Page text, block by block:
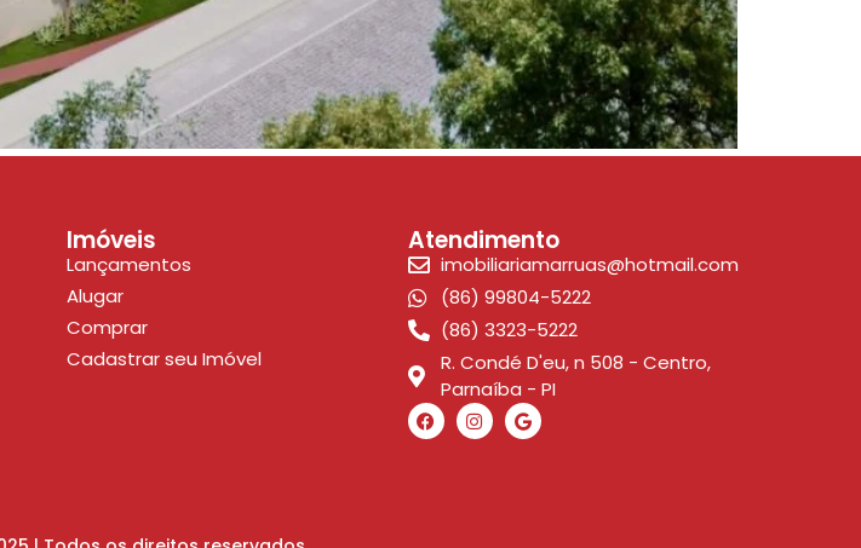
Imóveis
Lançamentos
Alugar
Comprar
Cadastrar seu Imóvel
Atendimento
imobiliariamarruas@hotmail.com
(86) 99804-5222
(86) 3323-5222
R. Condé D'eu, n 508 - Centro,
Parnaíba - PI